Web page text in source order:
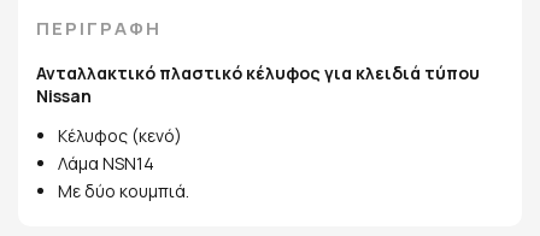
ΠΕΡΙΓΡΑΦΗ
Ανταλλακτικό πλαστικό κέλυφος για κλειδιά τύπου
Nissan
Κέλυφος (κενό)
Λάμα NSN14
Με δύο κουμπιά.